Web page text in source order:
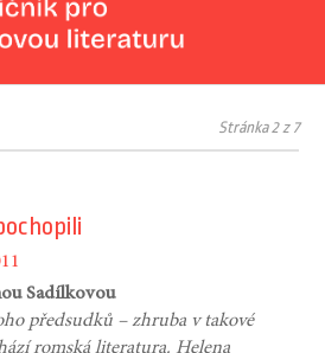
Stránka 2 z 7
Sadílkovou
předsudků – zhruba v takové
romská literatura. Helena